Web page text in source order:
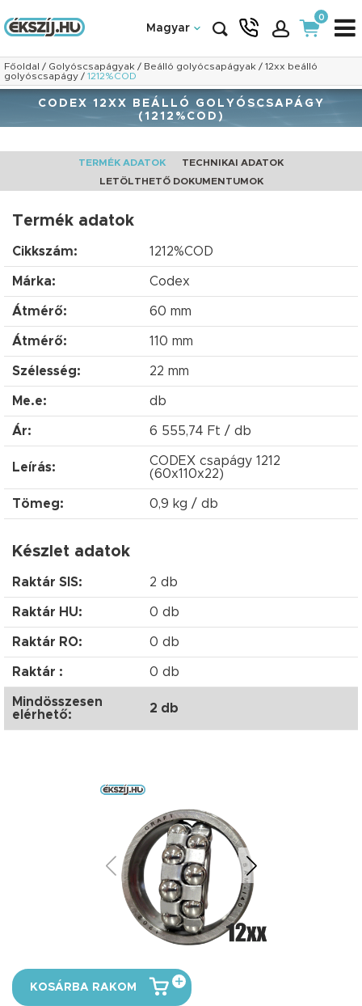
Magyar
0
Főoldal / Golyóscsapágyak / Beálló golyócsapágyak / 12xx beálló
golyóscsapágy / 1212%COD
CODEX 12XX BEÁLLÓ GOLYÓSCSAPÁGY
(1212%COD)
TERMÉK ADATOK
TECHNIKAI ADATOK
LETÖLTHETŐ DOKUMENTUMOK
Termék adatok
Cikkszám: 1212%COD
Márka: Codex
Átmérő: 60 mm
Átmérő: 110 mm
Szélesség: 22 mm
Me.e: db
Ár: 6 555,74 Ft / db
Leírás:
CODEX csapágy 1212
(60x110x22)
Tömeg: 0,9 kg / db
Készlet adatok
Raktár SIS: 2 db
Raktár HU: 0 db
Raktár RO: 0 db
Raktár : 0 db
Mindösszesen
elérhető:
2 db
KOSÁRBA RAKOM